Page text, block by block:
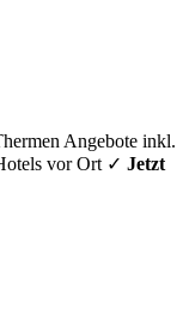
Angebote inkl.
vor Ort ✓ Jetzt